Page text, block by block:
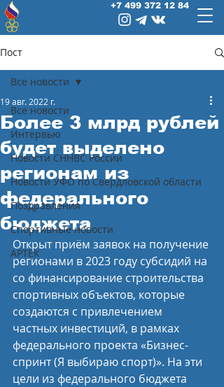
+7 499 372 12 84
Пост
Все новости
Интервью
Новости СННВС России
Новости УФО по Свердловской области
Поздравления
Спортивные новости
АРТЕК
Все новости
Более 3 млрд рублей
будет выделено
регионам из
федерального
бюджета
19 авг. 2022 г.
Открыт приём заявок на получение
регионами в 2023 году субсидий на
со финансирование строительства
спортивных объектов, которые
создаются с привлечением
частных инвестиций, в рамках
федерального проекта «Бизнес-
спринт (Я выбираю спорт)». На эти
цели из федерального бюджета